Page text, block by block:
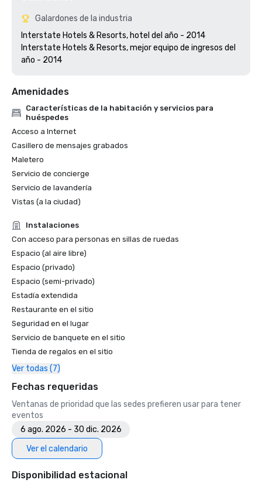
Galardones de la industria
Interstate Hotels & Resorts, hotel del año - 2014
Interstate Hotels & Resorts, mejor equipo de ingresos del
Amenidades
Características de la habitación y servicios para
huéspedes
Acceso a Internet
Casillero de mensajes grabados
Maletero
Servicio de concierge
Servicio de lavandería
Vistas (a la ciudad)
Instalaciones
Con acceso para personas en sillas de ruedas
Espacio (al aire libre)
Espacio (privado)
Espacio (semi-privado)
Estadía extendida
Restaurante en el sitio
Seguridad en el lugar
Servicio de banquete en el sitio
Tienda de regalos en el sitio
Ver todas (7)
Fechas requeridas
Ventanas de prioridad que las sedes prefieren usar para tener
eventos
6 ago. 2026 - 30 dic. 2026
Ver el calendario
Disponibilidad estacional